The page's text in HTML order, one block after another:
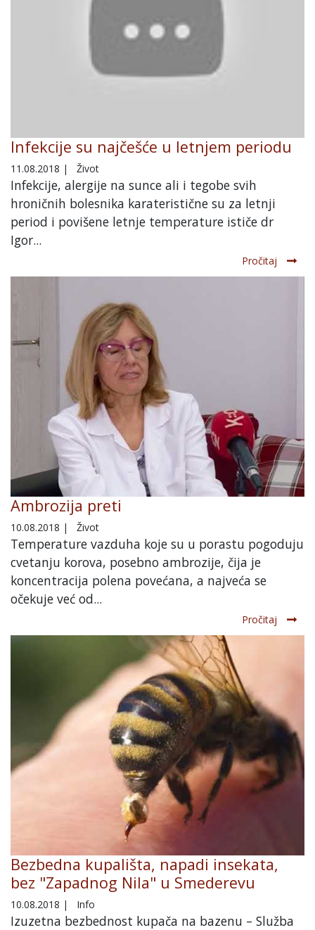
Infekcije su najčešće u letnjem periodu
11.08.2018 | Život
Infekcije, alergije na sunce ali i tegobe svih
hroničnih bolesnika karateristične su za letnji
period i povišene letnje temperature ističe dr
Igor...
Pročitaj
Ambrozija preti
10.08.2018 | Život
Temperature vazduha koje su u porastu pogoduju
cvetanju korova, posebno ambrozije, čija je
koncentracija polena povećana, a najveća se
očekuje već od...
Pročitaj
Bezbedna kupališta, napadi insekata,
bez "Zapadnog Nila" u Smederevu
10.08.2018 | Info
Izuzetna bezbednost kupača na bazenu – Služba